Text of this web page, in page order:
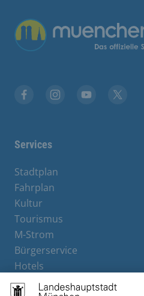
Übergreifende
Services
Stadtplan
Fahrplan
Kultur
Tourismus
M-Strom
Bürgerservice
Hotels